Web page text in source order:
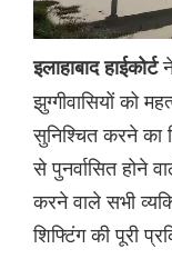
इलाहाबाद हाईकोर्ट
झुग्गीवासियों को
सुनिश्चित करने का
से पुनर्वासित
करने वाले सभी
शिफ्टिंग की पूरी